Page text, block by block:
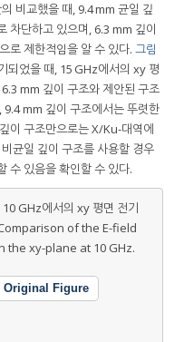
비교했을 때, 9.4 mm 균일 깊
차단하고 있으며, 6.3 mm 깊이
로 제한적임을 알 수 있다. 그림
되었을 때, 15 GHz에서의 xy 평
mm 깊이 구조와 제안된 구조
mm 깊이 구조에서는 뚜렷한
이 구조만으로는 X/Ku-대역에
균일 깊이 구조를 사용할 경우
수 있음을 확인할 수 있다.
10 GHz에서의 xy 평면 전기
of the E-field
the xy-plane at 10 GHz.
Original Figure